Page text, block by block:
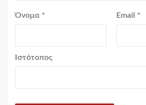
Όνομα * Email *
Ιστότοπος